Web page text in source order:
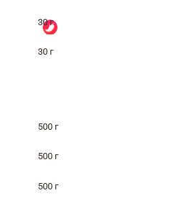
30 г
30 г
500 г
500 г
500 г